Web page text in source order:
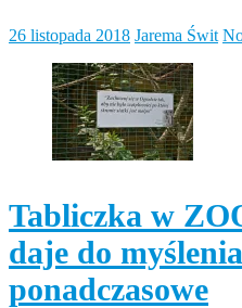
26 listopada 2018 Jarema Świt
Tabliczka w
daje do
ponadczasowe